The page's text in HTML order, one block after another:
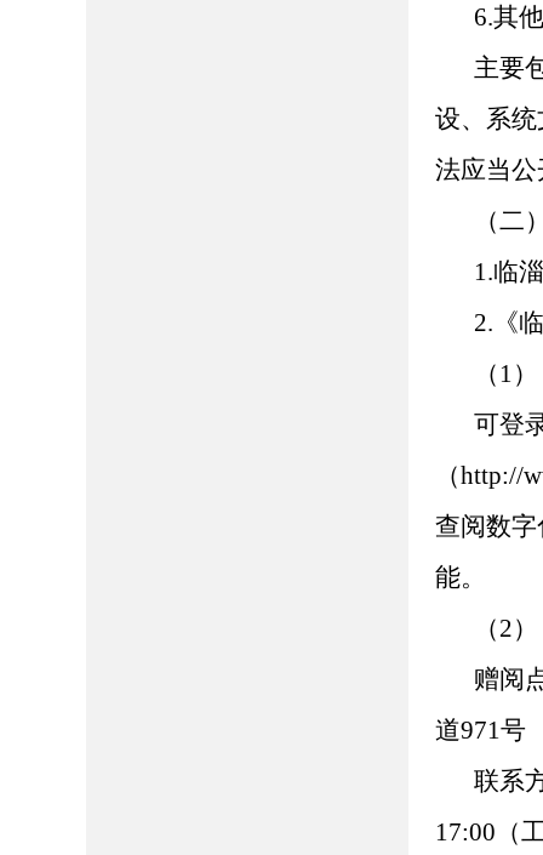
6.其
主要
设、系
法应当
（二
1.临
2.《
（1
可登
（http://
查阅数
能。
（2
赠阅
道971号
联系
17:00（